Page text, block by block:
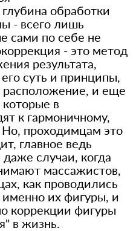
обработки
- всего лишь
сами по себе не
- это метод
результата,
суть и принципы,
расположение, и еще
в
к гармоничному,
Но, проходимцам это
главное ведь
случаи, когда
массажистов,
как проводились
их фигуры, и
коррекции фигуры
в жизнь.